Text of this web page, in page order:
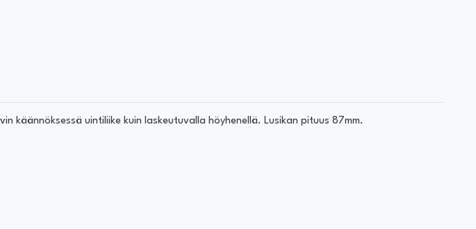
käännöksessä uintiliike kuin laskeutuvalla höyhenellä. Lusikan pituus 87mm.